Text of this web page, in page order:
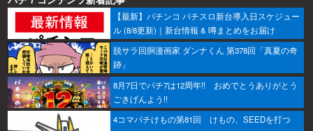
【最新】パチンコ パチスロ新台導入日スケジュー
ル (8/8更新)｜新台情報 & 噂まとめをお届け
脱サラ回胴漫画家 ダンナくん 第378回「真夏の奇
跡」
8月7日でパチ7は12周年!! おめでとうありがとう
ごきげんよう!!
4コマパチけもの第81回 けもの、SEEDを打つ